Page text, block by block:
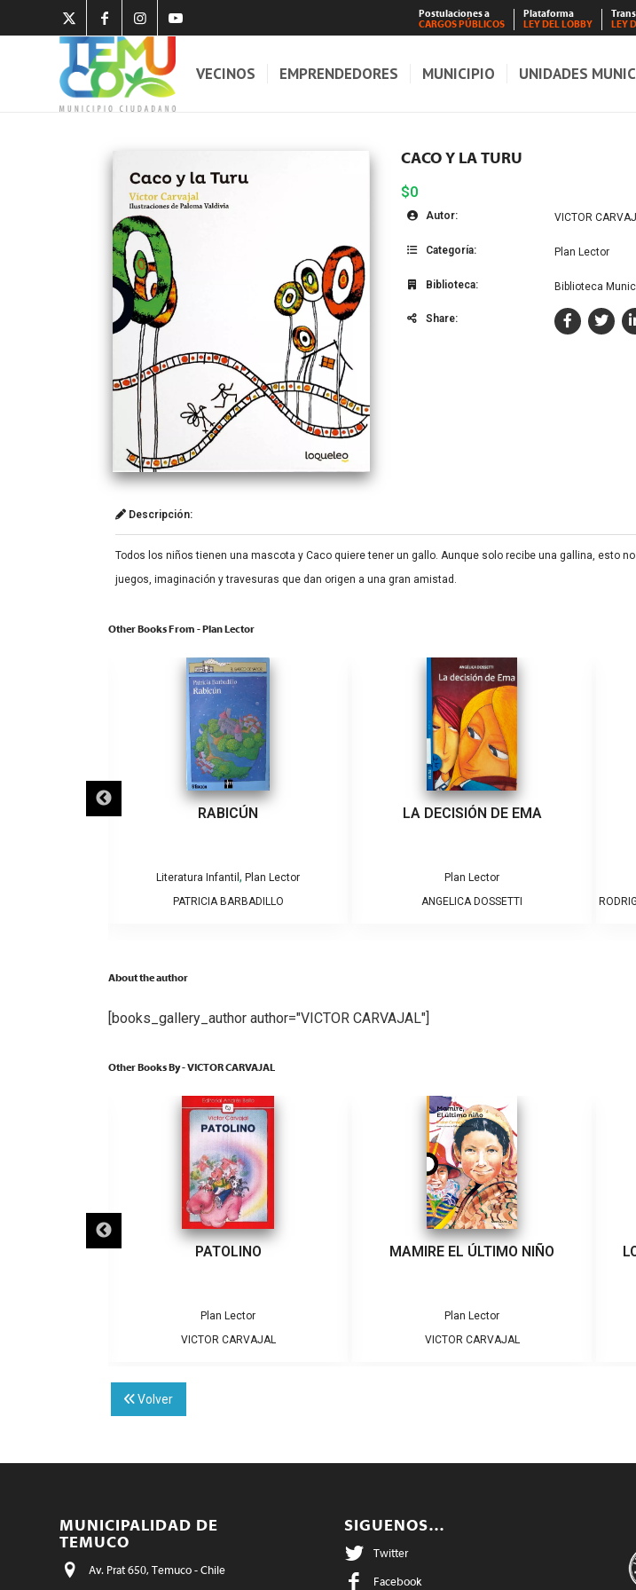
Postulaciones a
CARGOS PÚBLICOS
Plataforma
LEY DEL LOBBY
LEY
VECINOS EMPRENDEDORES MUNICIPIO UNIDADES
CACO Y LA TURU
$0
Autor: VICTOR
Categoría: Plan Lector
Biblioteca: Biblioteca
Share:
Descripción:
Todos los niños tienen una mascota y Caco quiere tener un gallo. Aunque solo recibe una gallina, esto
juegos, imaginación y travesuras que dan origen a una gran amistad.
Other Books From - Plan Lector
RABICÚN
Literatura Infantil , Plan Lector
PATRICIA BARBADILLO
LA DECISIÓN DE EMA
Plan Lector
ANGELICA DOSSETTI
About the author
[books_gallery_author author="VICTOR CARVAJAL"]
Other Books By - VICTOR CARVAJAL
PATOLINO
Plan Lector
VICTOR CARVAJAL
MAMIRE EL ÚLTIMO NIÑO
Plan Lector
VICTOR CARVAJAL
Volver
MUNICIPALIDAD DE
TEMUCO
Av. Prat 650, Temuco - Chile
SIGUENOS…
Twitter
Facebook